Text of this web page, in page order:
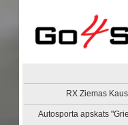
RX Ziemas
Autosporta apskats